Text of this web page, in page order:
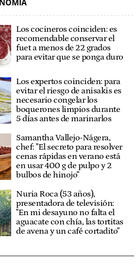
Los cocineros coinciden: es
recomendable conservar el
fuet a menos de 22 grados
para evitar que se ponga duro
Los expertos coinciden: para
evitar el riesgo de anisakis es
necesario congelar los
boquerones limpios durante
5 días antes de marinarlos
Samantha Vallejo-Nágera,
chef: "El secreto para resolver
cenas rápidas en verano está
en usar 400 g de pulpo y 2
bulbos de hinojo"
Nuria Roca (53 años),
presentadora de televisión:
"En mi desayuno no falta el
aguacate con chía, las tortitas
de avena y un café cortadito"